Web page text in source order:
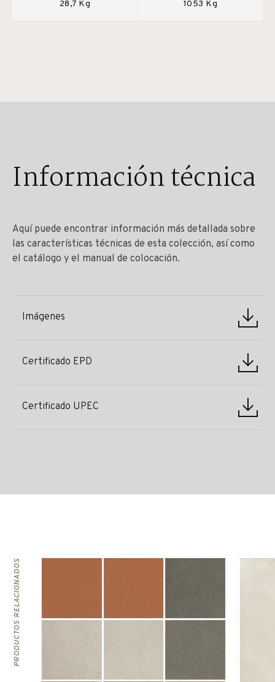
28,7 Kg 1053 Kg
Información técnica
Aquí puede encontrar información más detallada sobre
las características técnicas de esta colección, así como
el catálogo y el manual de colocación.
Imágenes
Certificado EPD
Certificado UPEC
PRODUCTOS RELACIONADOS